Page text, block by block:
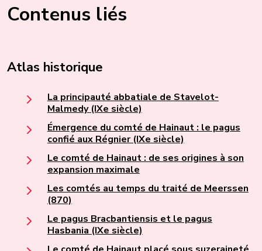
Contenus liés
Atlas historique
La principauté abbatiale de Stavelot-
Malmedy (IXe siècle)
Émergence du comté de Hainaut : le pagus
confié aux Régnier (IXe siècle)
Le comté de Hainaut : de ses origines à son
expansion maximale
Les comtés au temps du traité de Meerssen
(870)
Le pagus Bracbantiensis et le pagus
Hasbania (IXe siècle)